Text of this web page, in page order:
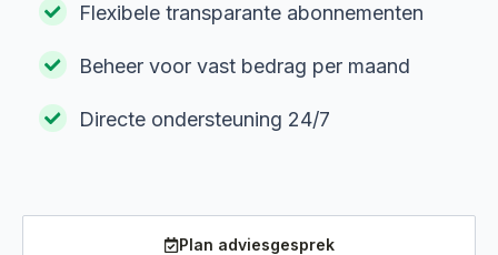
Flexibele transparante abonnementen
Beheer voor vast bedrag per maand
Directe ondersteuning 24/7
Plan adviesgesprek